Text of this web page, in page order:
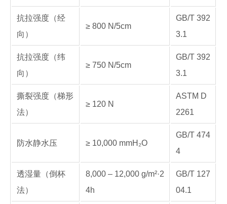
抗拉强度（经
向）
≥ 800 N/5cm
GB/T 392
3.1
抗拉强度（纬
向）
≥ 750 N/5cm
GB/T 392
3.1
撕裂强度（梯形
法）
≥ 120 N
ASTM D
2261
防水静水压 ≥ 10,000 mmH₂O
GB/T 474
4
透湿量（倒杯
法）
8,000 – 12,000 g/m²·2
4h
GB/T 127
04.1